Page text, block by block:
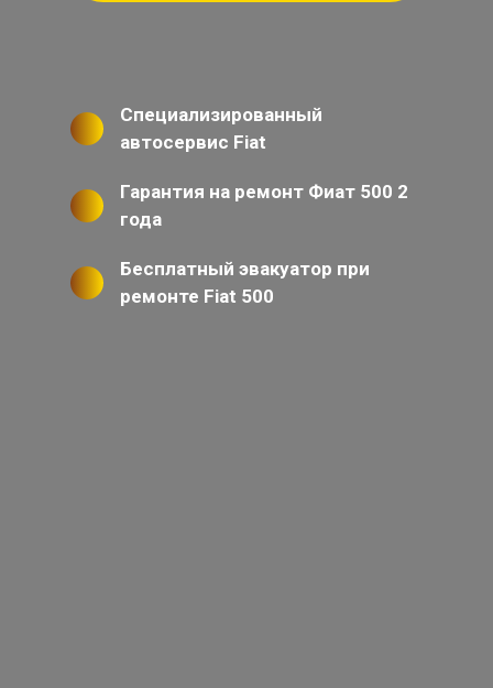
Специализированный
автосервис Fiat
Гарантия на ремонт Фиат 500 2
года
Бесплатный эвакуатор при
ремонте Fiat 500